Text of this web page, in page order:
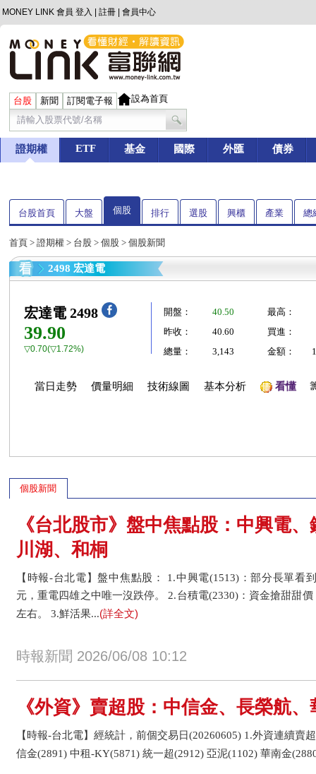
MONEY LINK 會員 登入 註冊 會員中心
台股 新聞 訂閱電子報 設為首頁
證期權 ETF 基金 國際 外匯 債券
台股首頁 大盤 個股 排行 選股 興櫃 產業 總
首頁 > 證期權 > 台股 > 個股 > 個股新聞
2498 宏達電
宏達電 2498
39.90
▽0.70(▽1.72%)
開盤： 40.50
最高：
昨收：
40.60
買進：
總量：
3,143 金額：
當日走勢 價量明細 技術線圖 基本分析 看懂
個股新聞
《台北股市》盤中焦點股：中興電
川湖、和桐
【時報-台北電】盤中焦點股： 1.中興電(1513)：部分長單看
元，重電四雄之中唯一沒跌停。 2.台積電(2330)：資金搶甜甜
左右。 3.鮮活果...(詳全文)
時報新聞 2026/06/08 10:12
《外資》賣超股：中信金、長榮航、
【時報-台北電】經統計，前個交易日(20260605) 1.外資連續賣
信金(2891) 中租-KY(5871) 統一超(2912) 亞泥(1102) 華南金